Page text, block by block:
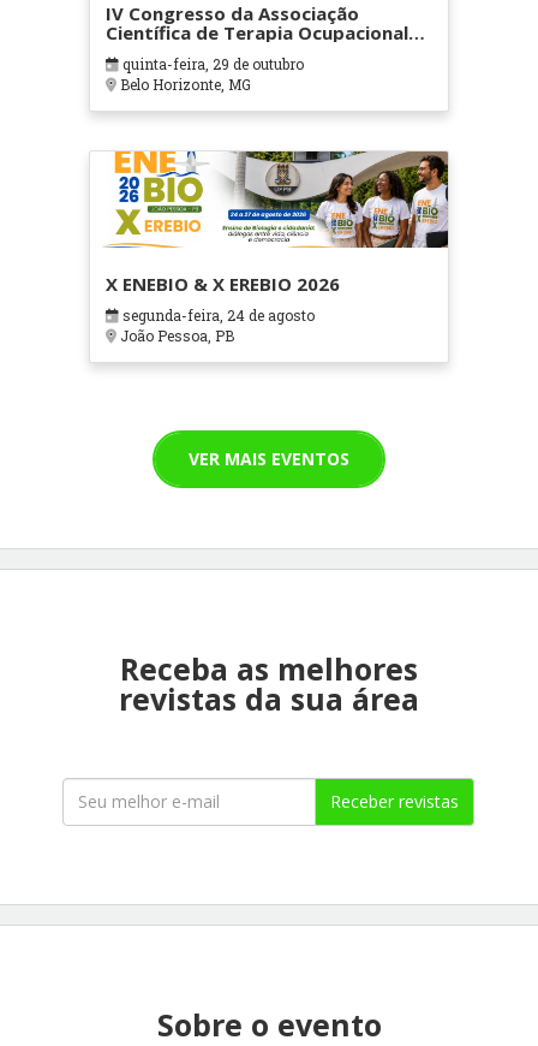
IV Congresso da Associação
Científica de Terapia Ocupacional
em Contextos Hospitalares e
Cuidados Paliativos - ATOHOSP
quinta-feira, 29 de outubro
Belo Horizonte, MG
X ENEBIO & X EREBIO 2026
segunda-feira, 24 de agosto
João Pessoa, PB
VER MAIS EVENTOS
Receba as melhores
revistas da sua área
Receber revistas
Sobre o evento